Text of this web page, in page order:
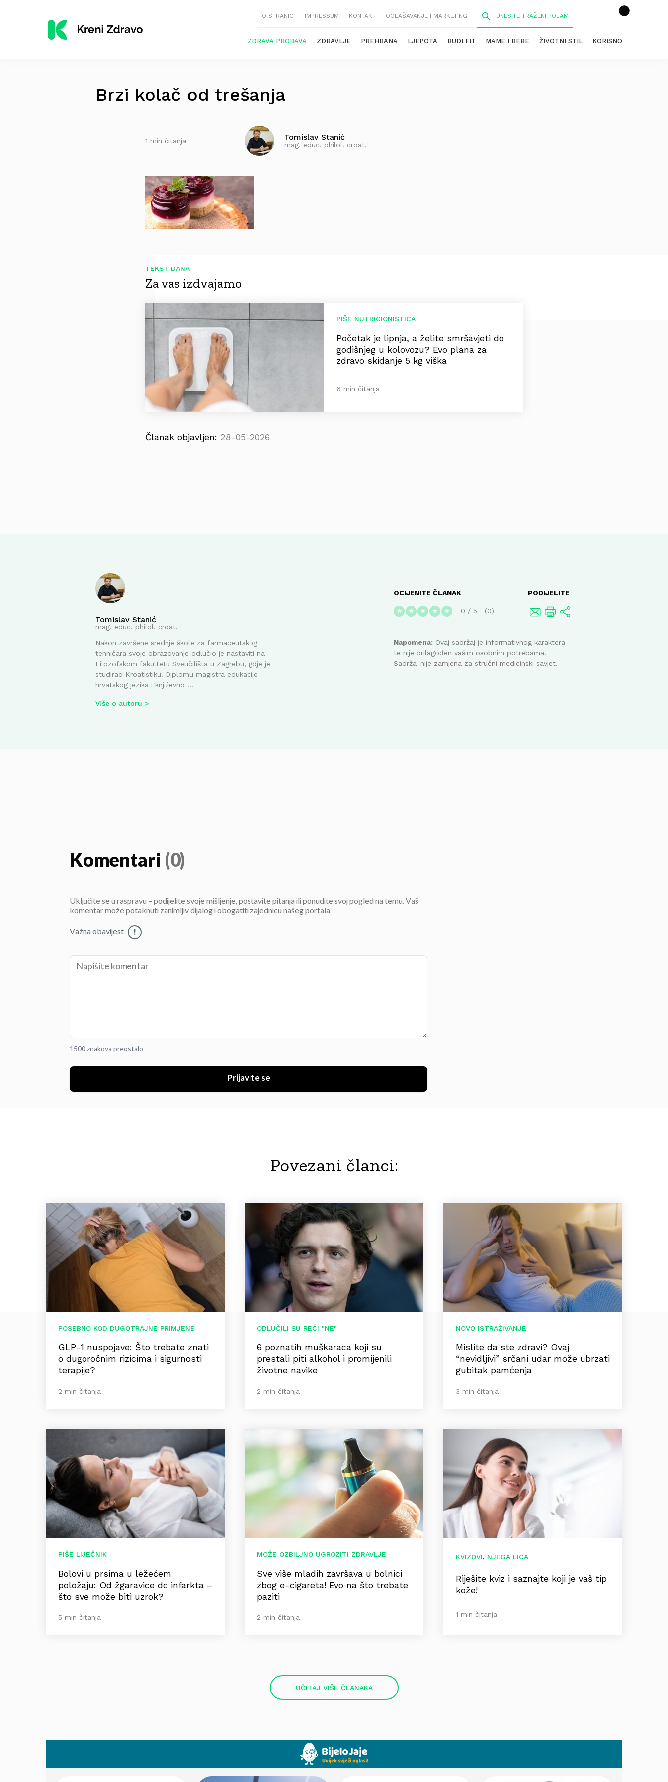
O STRANICI IMPRESSUM KONTAKT OGLAŠAVANJE I MARKETING
ZDRAVA PROBAVA ZDRAVLJE PREHRANA LJEPOTA BUDI FIT MAME I BEBE ŽIVOTNI STIL KORISNO
Brzi kolač od trešanja
1 min čitanja Tomislav Stanić
mag. educ. philol. croat.
TEKST DANA
Za vas izdvajamo
PIŠE NUTRICIONISTICA
Početak je lipnja, a želite smršavjeti do
godišnjeg u kolovozu? Evo plana za
zdravo skidanje 5 kg viška
6 min čitanja
Članak objavljen: 28-05-2026
Tomislav Stanić
mag. educ. philol. croat.
Nakon završene srednje škole za farmaceutskog
tehničara svoje obrazovanje odlučio je nastaviti na
Filozofskom fakultetu Sveučilišta u Zagrebu, gdje je
studirao Kroatistiku. Diplomu magistra edukacije
hrvatskog jezika i književno ...
Više o autoru
OCIJENITE ČLANAK
★ ★ ★ ★ ★ 0 / 5 0
PODIJELITE
Napomena: Ovaj sadržaj je informativnog karaktera
te nije prilagođen vašim osobnim potrebama.
Sadržaj nije zamjena za stručni medicinski savjet.
Komentari (0)
Uključite se u raspravu – podijelite svoje mišljenje, postavite pitanja ili ponudite svoj pogled na temu. Vaš
komentar može potaknuti zanimljiv dijalog i obogatiti zajednicu našeg portala.
Važna obavijest !
1500 znakova preostalo
Prijavite se
Povezani članci:
POSEBNO KOD DUGOTRAJNE PRIMJENE
GLP-1 nuspojave: Što trebate znati
o dugoročnim rizicima i sigurnosti
terapije?
2 min čitanja
ODLUČILI SU REĆI "NE"
6 poznatih muškaraca koji su
prestali piti alkohol i promijenili
životne navike
2 min čitanja
NOVO ISTRAŽIVANJE
Mislite da ste zdravi? Ovaj
“nevidljivi” srčani udar može ubrzati
gubitak pamćenja
3 min čitanja
PIŠE LIJEČNIK
Bolovi u prsima u ležećem
položaju: Od žgaravice do infarkta –
što sve može biti uzrok?
5 min čitanja
MOŽE OZBILJNO UGROZITI ZDRAVLJE
Sve više mladih završava u bolnici
zbog e-cigareta! Evo na što trebate
paziti
2 min čitanja
KVIZOVI, NJEGA LICA
Riješite kviz i saznajte koji je vaš tip
kože!
1 min čitanja
UČITAJ VIŠE ČLANAKA